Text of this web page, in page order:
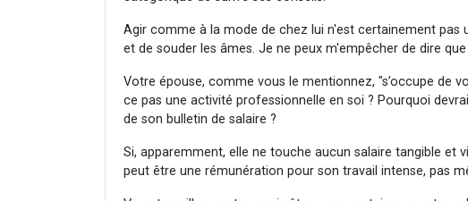
Agir comme à la mode de chez lui n'est certainement
et de souder les âmes. Je ne peux m'empêcher de dire
Votre épouse, comme vous le mentionnez, "s’occupe de
ce pas une activité professionnelle en soi ? Pourquoi
de son bulletin de salaire ?
Si, apparemment, elle ne touche aucun salaire tangible et
peut être une rémunération pour son travail intense, pas